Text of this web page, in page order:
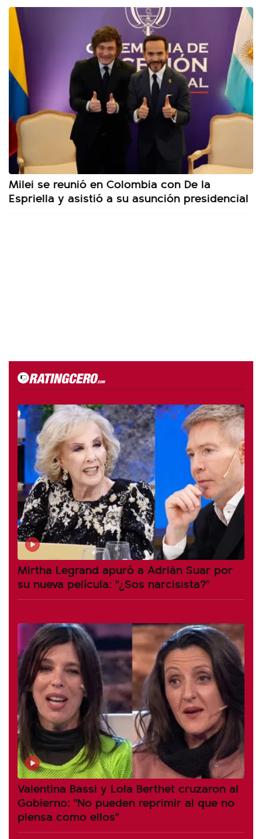
Milei se reunió en Colombia con De la
Espriella y asistió a su asunción presidencial
Mirtha Legrand apuró a Adrián Suar por
su nueva película: "¿Sos narcisista?"
Valentina Bassi y Lola Berthet cruzaron al
Gobierno: "No pueden reprimir al que no
piensa como ellos"